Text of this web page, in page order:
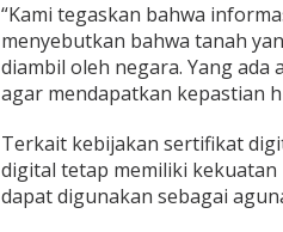
“Kami tegaskan bahwa
menyebutkan bahwa tanah
diambil oleh negara. Yang
agar mendapatkan kepastian
Terkait kebijakan sertifikat
digital tetap memiliki
dapat digunakan sebagai